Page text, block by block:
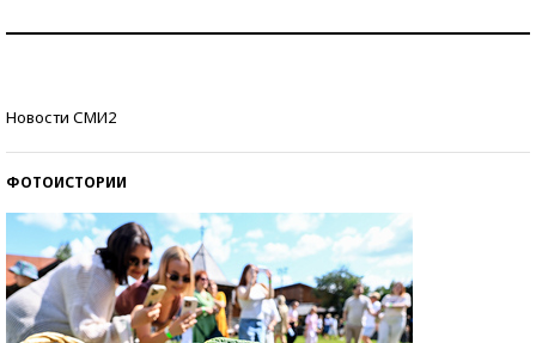
Новости СМИ2
ФОТОИСТОРИИ